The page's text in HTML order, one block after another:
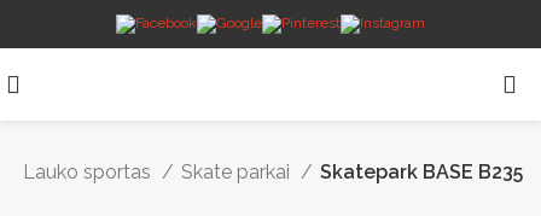
Lauko sportas Skate parkai Skatepark BASE B235